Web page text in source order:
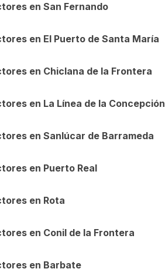
en San Fernando
en El Puerto de Santa María
en Chiclana de la Frontera
en La Línea de la Concepción
en Sanlúcar de Barrameda
en Puerto Real
en Rota
en Conil de la Frontera
en Barbate